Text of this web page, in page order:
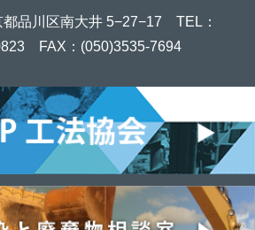
都品川区南大井 5−27−17 TEL：
FAX：(050)3535-7694